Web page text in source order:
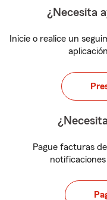
¿Necesita
Inicie o realice un
Pague facturas